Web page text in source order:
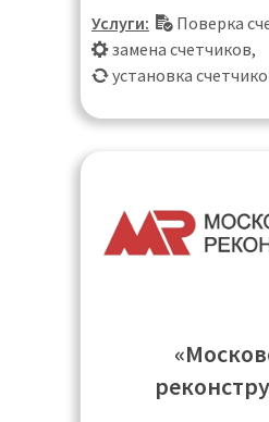
область, Мытищи,
Подольск, Пушкино,
Реутов, Санкт-
Купавна, Химки,
Электроугли,
Услуги: Поверка
замена счетчиков,
установка